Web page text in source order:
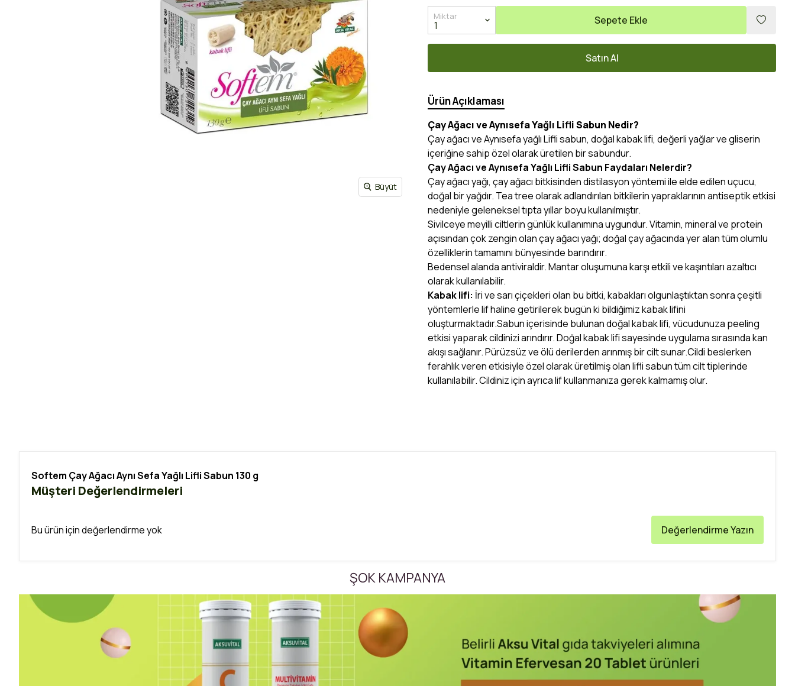
Büyüt
Miktar Sepete Ekle
Satın Al
Ürün Açıklaması
Çay Ağacı ve Aynısefa Yağlı Lifli Sabun Nedir?
Çay ağacı ve Aynısefa yağlı Lifli sabun, doğal kabak lifi, değerli yağlar ve gliserin
içeriğine sahip özel olarak üretilen bir sabundur.
Çay Ağacı ve Aynısefa Yağlı Lifli Sabun Faydaları Nelerdir?
Çay ağacı yağı, çay ağacı bitkisinden distilasyon yöntemi ile elde edilen uçucu,
doğal bir yağdır. Tea tree olarak adlandırılan bitkilerin yapraklarının antiseptik etkisi
nedeniyle geleneksel tıpta yıllar boyu kullanılmıştır.
Sivilceye meyilli ciltlerin günlük kullanımına uygundur. Vitamin, mineral ve protein
açısından çok zengin olan çay ağacı yağı; doğal çay ağacında yer alan tüm olumlu
özelliklerin tamamını bünyesinde barındırır.
Bedensel alanda antiviraldir. Mantar oluşumuna karşı etkili ve kaşıntıları azaltıcı
olarak kullanılabilir.
Kabak lifi: İri ve sarı çiçekleri olan bu bitki, kabakları olgunlaştıktan sonra çeşitli
yöntemlerle lif haline getirilerek bugün ki bildiğimiz kabak lifini
oluşturmaktadır.Sabun içerisinde bulunan doğal kabak lifi, vücudunuza peeling
etkisi yaparak cildinizi arındırır.Doğal kabak lifi sayesinde uygulama sırasında kan
akışı sağlanır. Pürüzsüz ve ölü derilerden arınmış bir cilt sunar.Cildi beslerken
ferahlık veren etkisiyle özel olarak üretilmiş olan lifli sabun tüm cilt tiplerinde
kullanılabilir. Cildiniz için ayrıca lif kullanmanıza gerek kalmamış olur.
Softem Çay Ağacı Aynı Sefa Yağlı Lifli Sabun 130 g
Müşteri Değerlendirmeleri
Bu ürün için değerlendirme yok Değerlendirme Yazın
ŞOK KAMPANYA